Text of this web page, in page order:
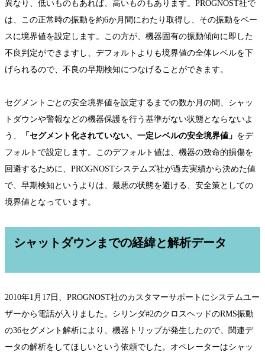
異なり、低いものもあれば、高いものもあります。PROGNOST社で
は、この正常時の振動を約6か月間にわたり取得し、その振動をベー
スに境界値を設定します。この方が、機器固有の振動傾向に即した
不良判定ができますし、デフォルトよりも境界値の全体レベルを下
げられるので、不良の早期検知につなげることができます。
セグメントごとの安全境界値を設定するまでの数か月の間、シャッ
トダウンや警報などの機器保護を行う基準がない状態とならないよ
う、
「セグメント化されていない、一定レベルの安全境界値」 をデ
フォルトで設定します。このデフォルト値は、機器の致命的損傷を
回避するために、PROGNOSTシステムズ社が過去実績から決めた値
で、早期検知というよりは、最悪の状態を避ける、安全策としての
境界値となっています。
シャットダウンまでの経緯と解析データ
2010年1月17日、PROGNOST社のカスタマーサポートにシステムユー
ザーから電話が入りました。シリンダ#2のクロスヘッドのRMS振動
の36セグメント解析により、機器トリップが発生したので、関連デ
ータの解析をしてほしいという依頼でした。オペレーターはシャッ